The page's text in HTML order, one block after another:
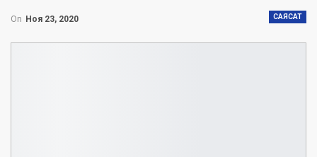
САЯСАТ
On Ноя 23, 2020